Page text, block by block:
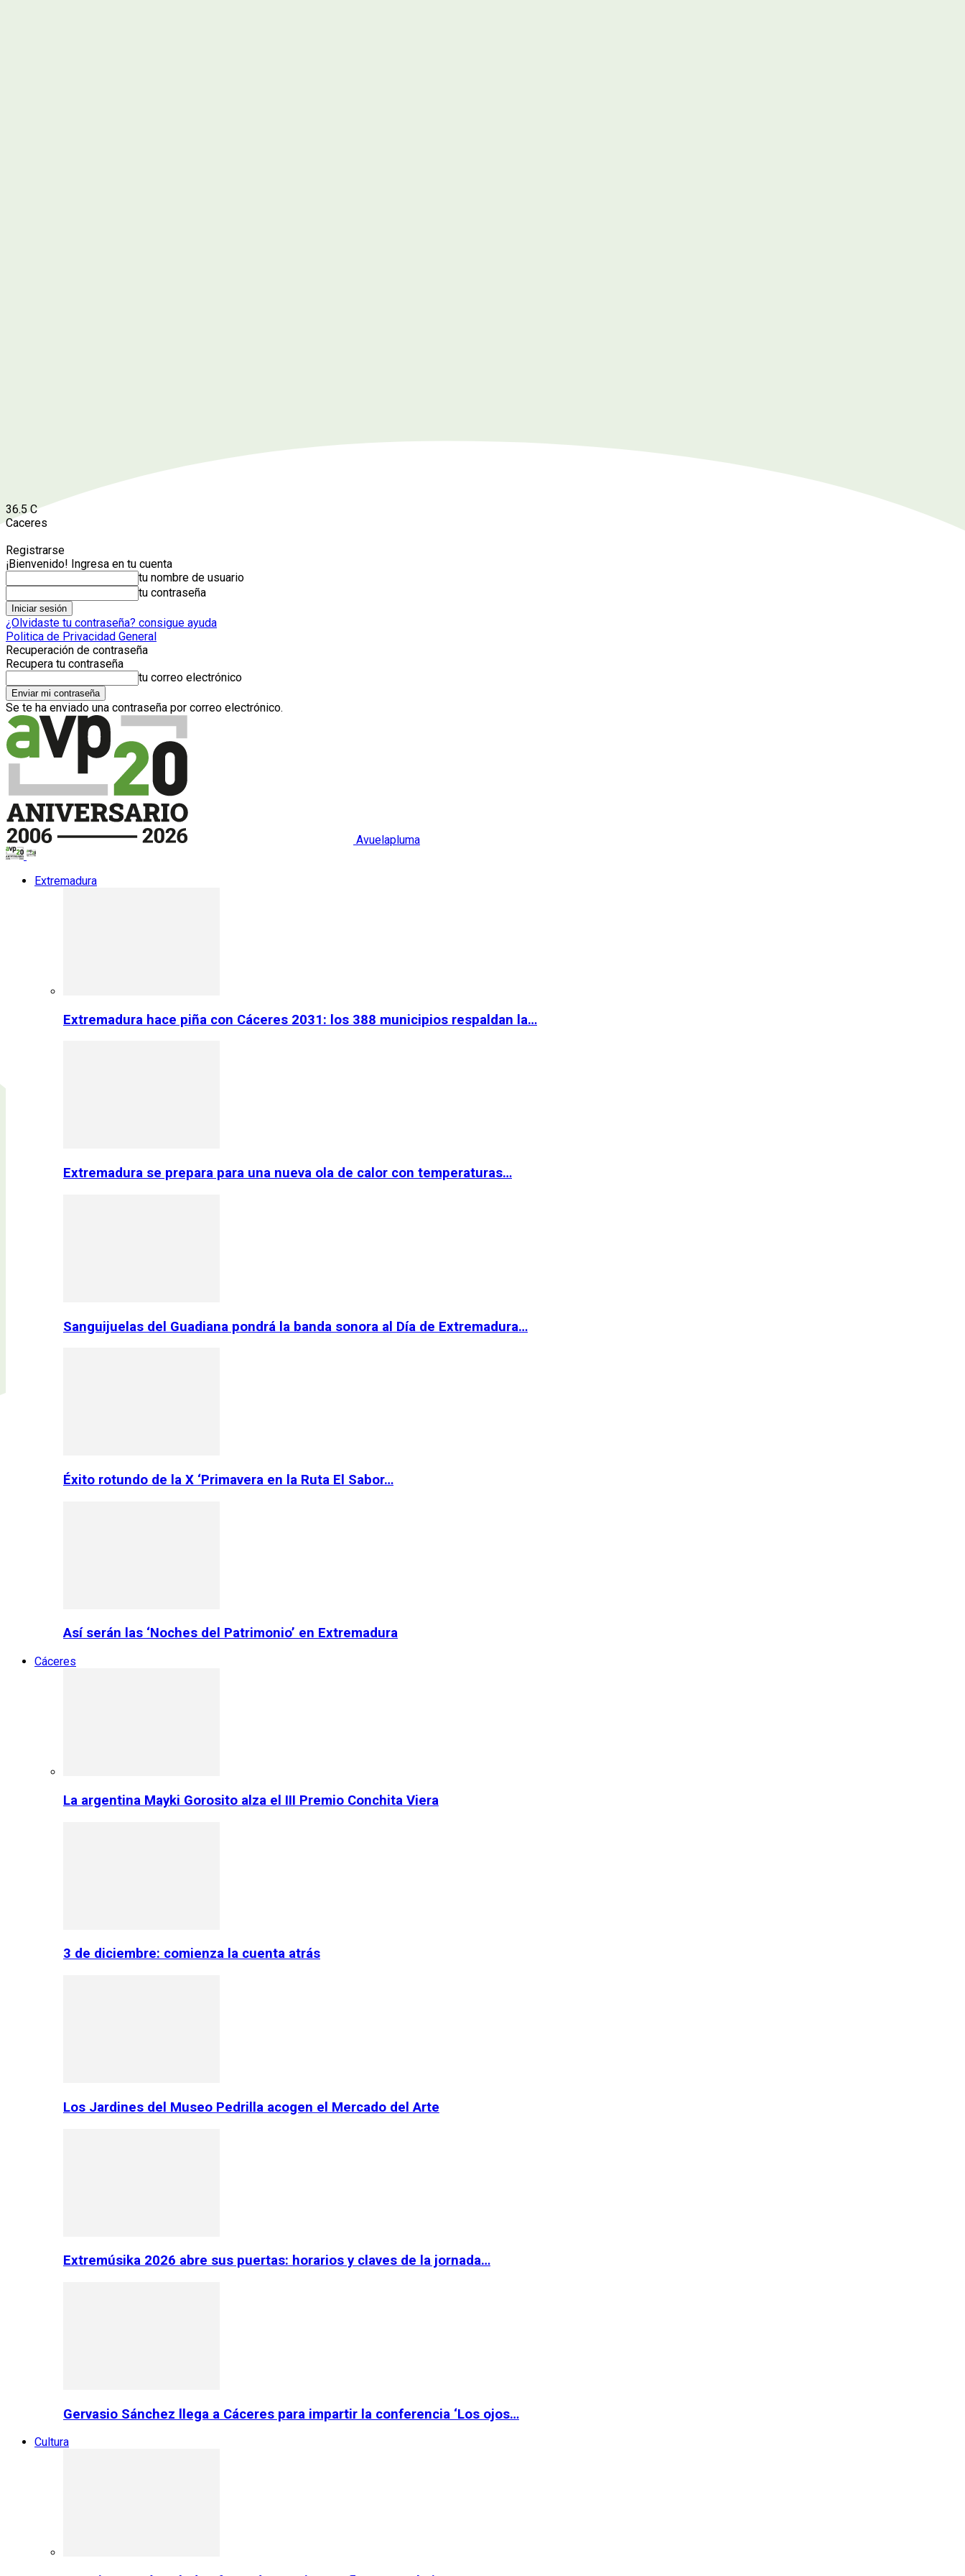
36.5 C
Caceres
Registrarse
¡Bienvenido! Ingresa en tu cuenta
tu nombre de usuario
tu contraseña
¿Olvidaste tu contraseña? consigue ayuda
Politica de Privacidad General
Recuperación de contraseña
Recupera tu contraseña
tu correo electrónico
Se te ha enviado una contraseña por correo electrónico.
Avuelapluma
Extremadura
Extremadura hace piña con Cáceres 2031: los 388 municipios respaldan la…
Extremadura se prepara para una nueva ola de calor con temperaturas…
Sanguijuelas del Guadiana pondrá la banda sonora al Día de Extremadura…
Éxito rotundo de la X ‘Primavera en la Ruta El Sabor…
Así serán las ‘Noches del Patrimonio’ en Extremadura
Cáceres
La argentina Mayki Gorosito alza el III Premio Conchita Viera
3 de diciembre: comienza la cuenta atrás
Los Jardines del Museo Pedrilla acogen el Mercado del Arte
Extremúsika 2026 abre sus puertas: horarios y claves de la jornada…
Gervasio Sánchez llega a Cáceres para impartir la conferencia ‘Los ojos…
Cultura